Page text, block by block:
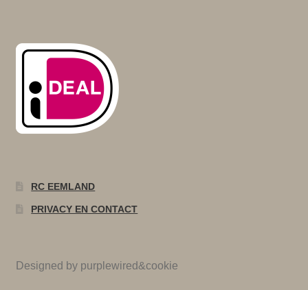
RC EEMLAND
PRIVACY EN CONTACT
Designed by purplewired&cookie